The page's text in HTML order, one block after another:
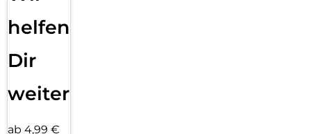
helfen
Dir
weiter
ab 4,99 €